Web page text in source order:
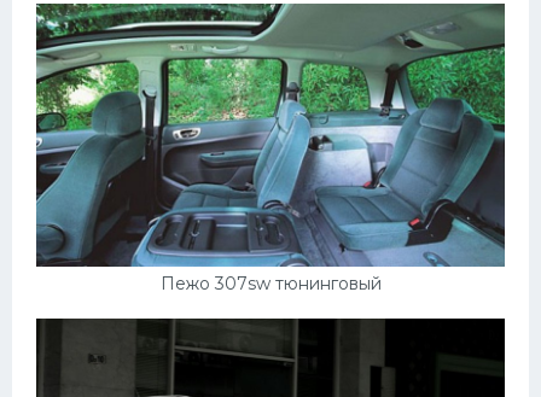
Пежо 307sw тюнинговый